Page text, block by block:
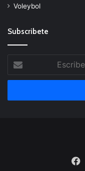
Voleybol
Subscribete
tu
correo